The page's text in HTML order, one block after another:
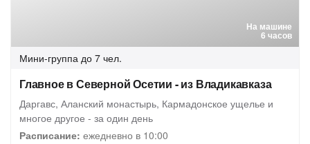
На машине
6 часов
Мини-группа до 7 чел.
Главное в Северной Осетии - из Владикавказа
Даргавс, Аланский монастырь, Кармадонское ущелье и
многое другое - за один день
Расписание: ежедневно в 10:00